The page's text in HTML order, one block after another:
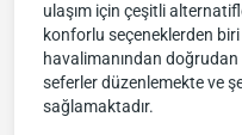
ulaşım için çeşitli
konforlu seçeneklerden
havalimanından
seferler düzenlemekte ve
sağlamaktadır.